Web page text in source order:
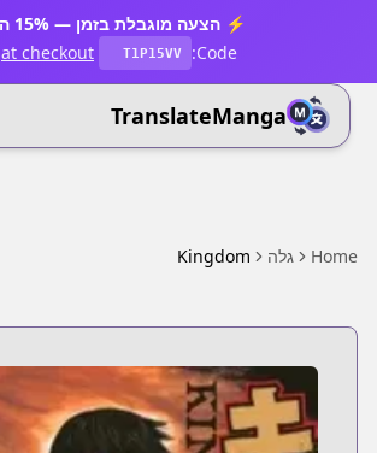
⚡ הצעה מוגבלת בזמן — 15% הנחה
Code:
T1P15VV
at checkout
TranslateManga
Home גלה Kingdom